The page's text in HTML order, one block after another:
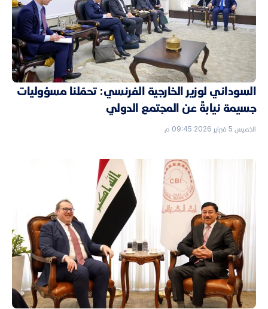
السوداني لوزير الخارجية الفرنسي: تحمّلنا مسؤوليات
جسيمة نيابةً عن المجتمع الدولي
الخميس 5 فبراير 2026 09:45 م